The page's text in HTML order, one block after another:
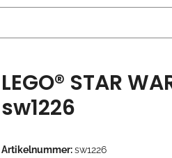
LEGO® STAR
sw1226
Artikelnummer:sw1226